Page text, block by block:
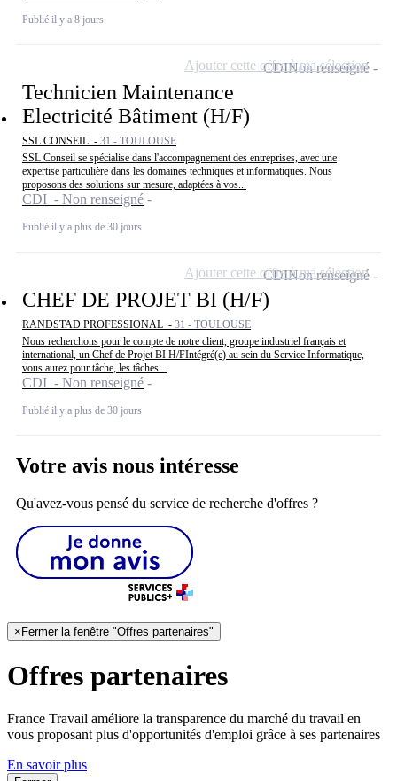
Publié il y a 8 jours
Technicien Maintenance
Electricité Bâtiment (H/F)
SSL CONSEIL - 31 - TOULOUSE
SSL Conseil se spécialise dans l'accompagnement des entreprises, avec une
expertise particulière dans les domaines techniques et informatiques. Nous
proposons des solutions sur mesure, adaptées à vos...
CDI - Non renseigné
Publié il y a plus de 30 jours
CDINon renseigné
Ajouter cette offre à ma sélection
CHEF DE PROJET BI (H/F)
RANDSTAD PROFESSIONAL - 31 - TOULOUSE
Nous recherchons pour le compte de notre client, groupe industriel français et
international, un Chef de Projet BI H/FIntégré(e) au sein du Service Informatique,
vous aurez pour tâche, les tâches...
CDI - Non renseigné
Publié il y a plus de 30 jours
CDINon renseigné
Ajouter cette offre à ma sélection
Votre avis nous intéresse
Qu'avez-vous pensé du service de recherche d'offres ?
×Fermer la fenêtre "Offres partenaires"
Offres partenaires
France Travail améliore la transparence du marché du travail en
vous proposant plus d'opportunités d'emploi grâce à ses partenaires
En savoir plus